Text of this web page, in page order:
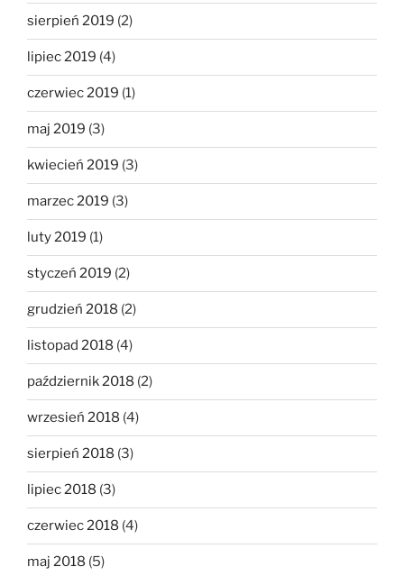
sierpień 2019 (2)
lipiec 2019 (4)
czerwiec 2019 (1)
maj 2019 (3)
kwiecień 2019 (3)
marzec 2019 (3)
luty 2019 (1)
styczeń 2019 (2)
grudzień 2018 (2)
listopad 2018 (4)
październik 2018 (2)
wrzesień 2018 (4)
sierpień 2018 (3)
lipiec 2018 (3)
czerwiec 2018 (4)
maj 2018 (5)